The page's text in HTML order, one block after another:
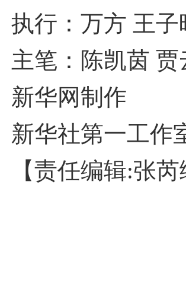
执行：万方 王
主笔：陈凯茵 贾
新华网制作
新华社第一工作
【责任编辑:张